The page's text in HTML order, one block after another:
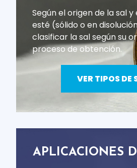
Según el origen de la sal
esté (sólido o en
clasificar la sal según su
proceso de obtención.
VER TIPOS DE
APLICACIONES